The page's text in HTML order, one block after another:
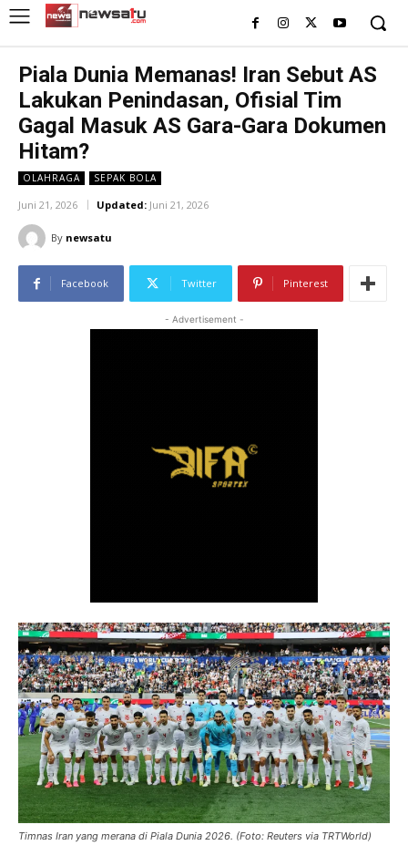
Piala Dunia Memanas! Iran Sebut AS
Lakukan Penindasan, Ofisial Tim
Gagal Masuk AS Gara-Gara Dokumen
Hitam?
OLAHRAGA SEPAK BOLA
Juni 21, 2026 Updated: Juni 21, 2026
By newsatu
Facebook Twitter Pinterest
- Advertisement -
Timnas Iran yang merana di Piala Dunia 2026. (Foto: Reuters via TRTWorld)